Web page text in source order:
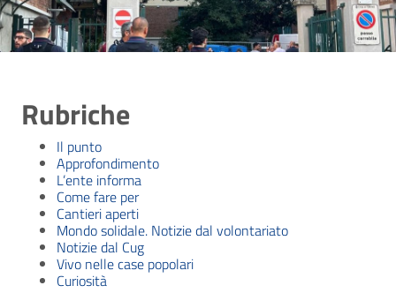
Rubriche
Il punto
Approfondimento
L’ente informa
Come fare per
Cantieri aperti
Mondo solidale. Notizie dal volontariato
Notizie dal Cug
Vivo nelle case popolari
Curiosità